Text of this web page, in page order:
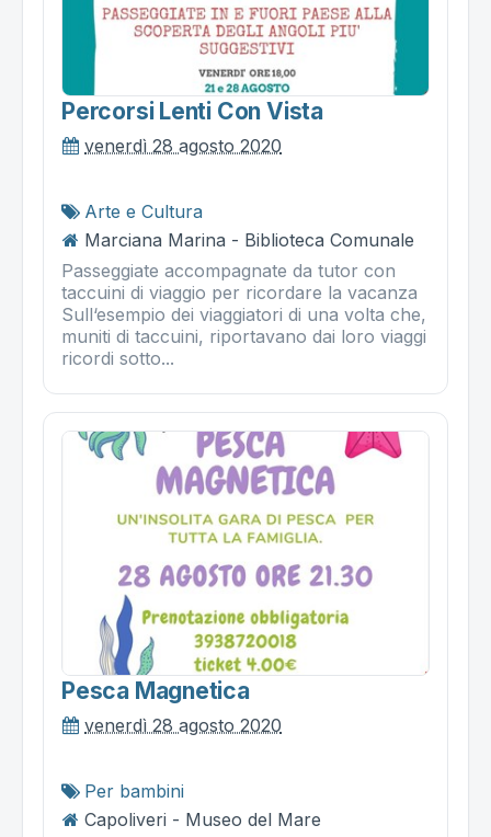
Percorsi Lenti Con Vista
venerdì 28 agosto 2020
Arte e Cultura
Marciana Marina - Biblioteca Comunale
Passeggiate accompagnate da tutor con
taccuini di viaggio per ricordare la vacanza
Sull‘esempio dei viaggiatori di una volta che,
muniti di taccuini, riportavano dai loro viaggi
ricordi sotto...
Pesca Magnetica
venerdì 28 agosto 2020
Per bambini
Capoliveri - Museo del Mare